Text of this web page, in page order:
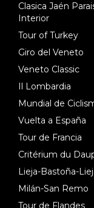
Clasica Jaén
Interior
Tour of Turkey
Giro del Veneto
Veneto Classic
Il Lombardia
Mundial de
Vuelta a España
Tour de Francia
Critérium du
Lieja-Bastoña-
Milán-San Remo
Tour de Flandes